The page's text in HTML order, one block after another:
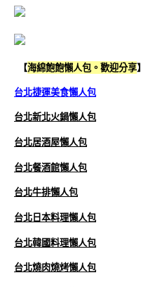
【海綿飽飽懶人包。歡迎分享】
台北捷運美食懶人包
台北新北火鍋懶人包
台北居酒屋懶人包
台北餐酒館懶人包
台北牛排懶人包
台北日本料理懶人包
台北韓國料理懶人包
台北燒肉燒烤懶人包